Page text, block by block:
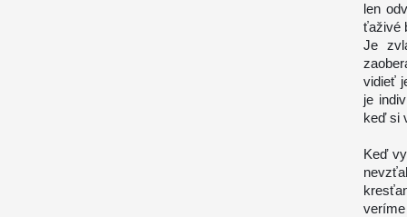
len
ťaživé
Je
vidieť
je
keď si
Keď